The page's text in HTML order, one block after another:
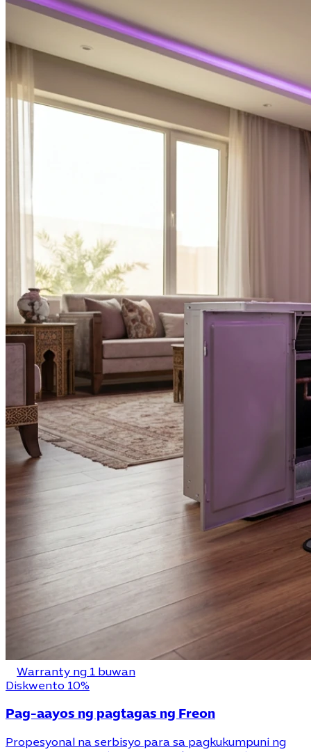
Warranty ng 1 buwan
Diskwento 10%
Pag-aayos ng pagtagas ng Freon
Propesyonal na serbisyo para sa pagkukumpuni ng